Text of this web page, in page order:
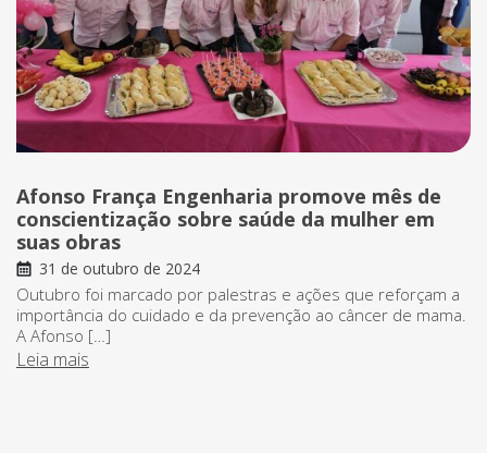
Afonso França Engenharia promove mês de
conscientização sobre saúde da mulher em
suas obras
31 de outubro de 2024
Outubro foi marcado por palestras e ações que reforçam a
importância do cuidado e da prevenção ao câncer de mama.
A Afonso […]
Leia mais